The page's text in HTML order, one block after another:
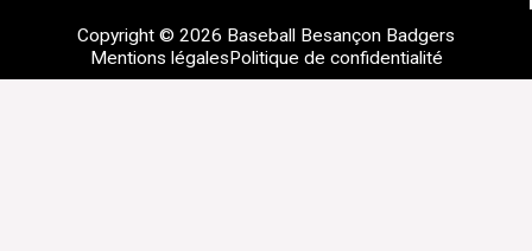
Copyright © 2026 Baseball Besançon Badgers
Mentions légales Politique de confidentialité